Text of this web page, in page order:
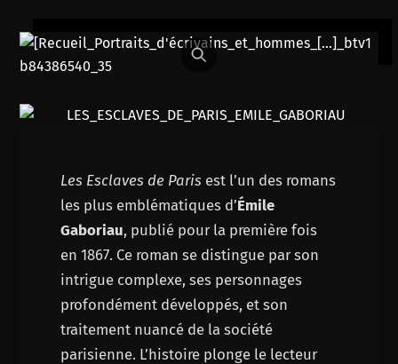
Les Esclaves de Paris est l’un des romans
les plus emblématiques d’Émile
Gaboriau, publié pour la première fois
en 1867. Ce roman se distingue par son
intrigue complexe, ses personnages
profondément développés, et son
traitement nuancé de la société
parisienne. L’histoire plonge le lecteur